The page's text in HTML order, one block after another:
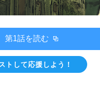
第1話を読む
トして応援しよう！